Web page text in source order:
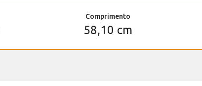
Comprimento
58,10 cm